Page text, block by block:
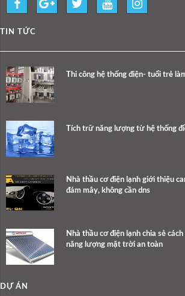
TIN TỨC
Thi công hệ thống điện- tuổi trẻ
Tích trữ năng lượng từ hệ thống
Nhà thầu cơ điện lạnh giới thiệu
đám mây, không cần dns
Nhà thầu cơ điện lạnh chia sẻ
năng lượng mặt trời an toàn
DỰ ÁN